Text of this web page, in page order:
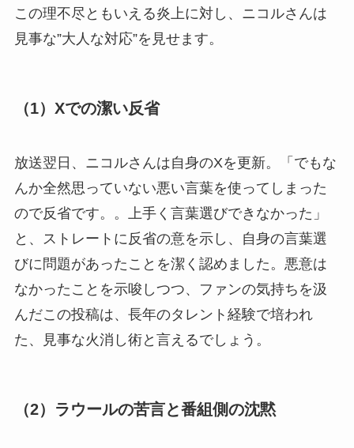
この理不尽ともいえる炎上に対し、ニコルさんは
見事な”大人な対応”を見せます。
（1）Xでの潔い反省
放送翌日、ニコルさんは自身のXを更新。「でもな
んか全然思っていない悪い言葉を使ってしまった
ので反省です。。上手く言葉選びできなかった」
と、ストレートに反省の意を示し、自身の言葉選
びに問題があったことを潔く認めました。悪意は
なかったことを示唆しつつ、ファンの気持ちを汲
んだこの投稿は、長年のタレント経験で培われ
た、見事な火消し術と言えるでしょう。
（2）ラウールの苦言と番組側の沈黙